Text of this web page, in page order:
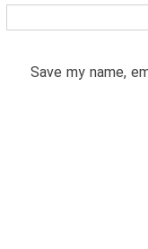
Save my name,